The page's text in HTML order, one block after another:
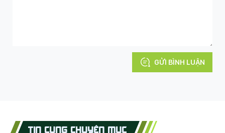
GỬI BÌNH LUẬN
TIN CÙNG CHUYÊN MỤC